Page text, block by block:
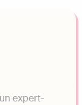
expert-